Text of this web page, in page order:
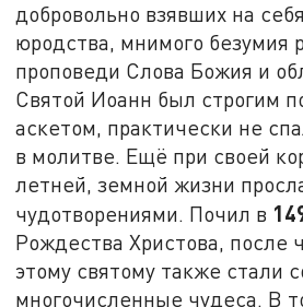
добровольно взявших на
юродства, мнимого безумия
проповеди Слова Божия и
Святой Иоанн был строгим
аскетом, практически не
в молитве. Ещё при своей
летней, земной жизни
чудотворениями. Почил в
Рождества Христова, после
этому святому также стали
многочисленные чудеса. В